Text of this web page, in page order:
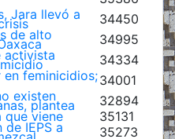
Jara llevó a
34450
de alto
34995
activista
34334
en feminicidios;34001
existen
plantea
32894
que viene
35131
IEPS a
35273